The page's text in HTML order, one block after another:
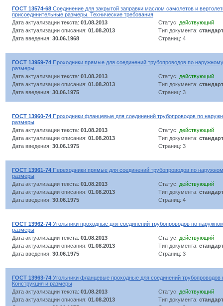
ГОСТ 13574-68 Соединение для закрытой заправки маслом самолетов и
присоединительные размеры. Технические требования
Дата актуализации текста: 01.08.2013 Статус: действующий
Дата актуализации описания: 01.08.2013 Тип документа: стандарт
Дата введения: 30.06.1968 Страниц: 4
ГОСТ 13959-74 Проходники прямые для соединений трубопроводов по
размеры
Дата актуализации текста: 01.08.2013 Статус: действующий
Дата актуализации описания: 01.08.2013 Тип документа: стандарт
Дата введения: 30.06.1975 Страниц: 3
ГОСТ 13960-74 Проходники фланцевые для соединений трубопроводов по
размеры
Дата актуализации текста: 01.08.2013 Статус: действующий
Дата актуализации описания: 01.08.2013 Тип документа: стандарт
Дата введения: 30.06.1975 Страниц: 3
ГОСТ 13961-74 Переходники прямые для соединений трубопроводов по
размеры
Дата актуализации текста: 01.08.2013 Статус: действующий
Дата актуализации описания: 01.08.2013 Тип документа: стандарт
Дата введения: 30.06.1975 Страниц: 4
ГОСТ 13962-74 Угольники проходные для соединений трубопроводов по
размеры
Дата актуализации текста: 01.08.2013 Статус: действующий
Дата актуализации описания: 01.08.2013 Тип документа: стандарт
Дата введения: 30.06.1975 Страниц: 3
ГОСТ 13963-74 Угольники фланцевые проходные для соединений трубопроводов
Конструкция и размеры
Дата актуализации текста: 01.08.2013 Статус: действующий
Дата актуализации описания: 01.08.2013 Тип документа: стандарт